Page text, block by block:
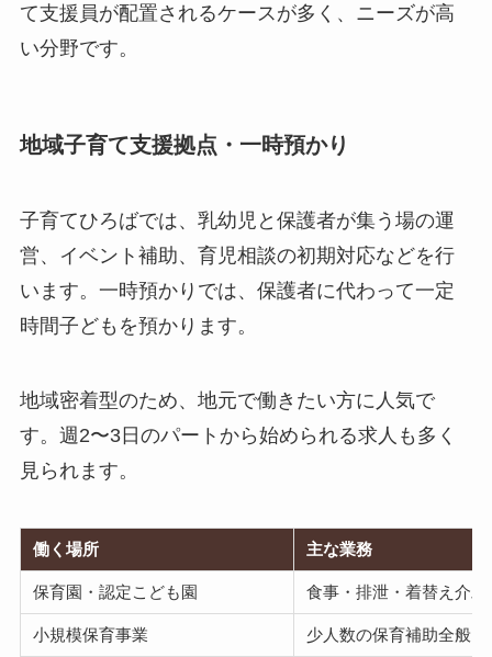
て支援員が配置されるケースが多く、ニーズが高
い分野です。
地域子育て支援拠点・一時預かり
子育てひろばでは、乳幼児と保護者が集う場の運
営、イベント補助、育児相談の初期対応などを行
います。一時預かりでは、保護者に代わって一定
時間子どもを預かります。
地域密着型のため、地元で働きたい方に人気で
す。週2〜3日のパートから始められる求人も多く
見られます。
働く場所 主な業務
保育園・認定こども園 食事・排泄・着替え介
小規模保育事業 少人数の保育補助全般